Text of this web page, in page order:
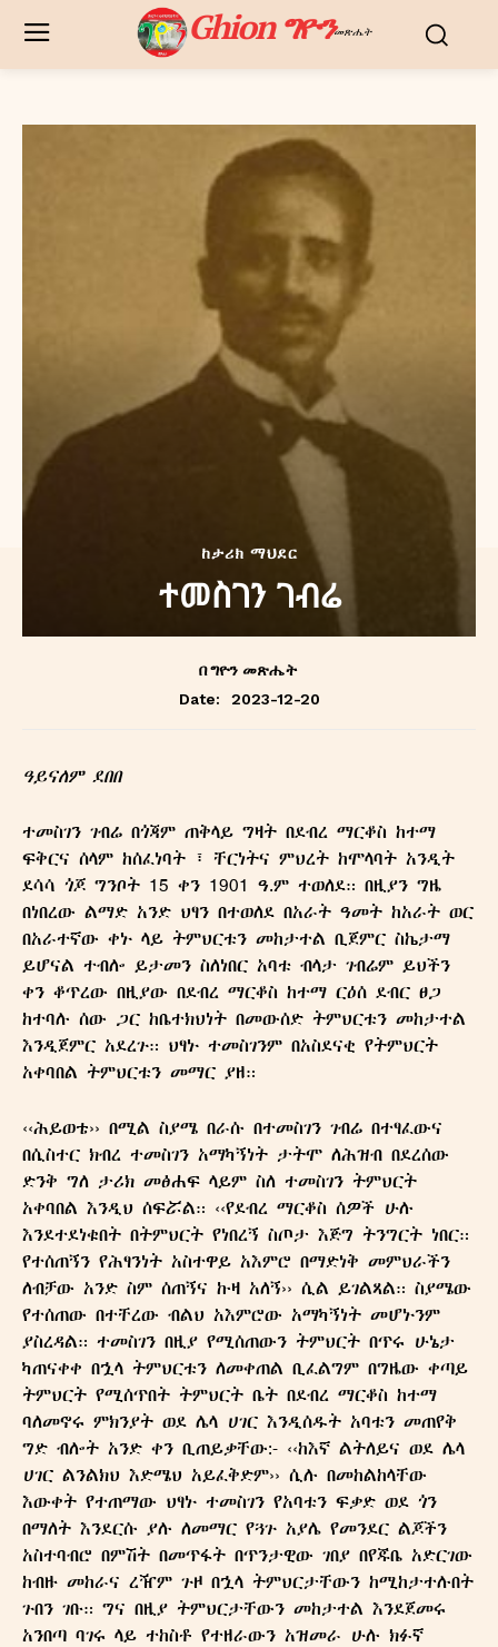
Ghion ግዮንመጽሔት
ከታሪክ ማህደር
ተመስገን ገብሬ
በ ግዮን መጽሔት
Date:
2023-12-20
ዓይናለም ደበበ
ተመስገን ገብሬ በጎጃም ጠቅላይ ግዛት በደብረ ማርቆስ ከተማ
ፍቅርና ሰላም ከሰፈነባት ፣ ቸርነትና ምህረት ከሞላባት አንዲት
ደሳሳ ጎጆ ግንቦት 15 ቀን 1901 ዓ.ም ተወለደ። በዚያን ግዜ
በነበረው ልማድ አንድ ህፃን በተወለደ በአራት ዓመት ከአራት ወር
በአራተኛው ቀኑ ላይ ትምህርቱን መከታተል ቢጀምር ስኬታማ
ይሆናል ተብሎ ይታመን ስለነበር አባቱ ብላታ ገብሬም ይህችን
ቀን ቆጥረው በዚያው በደብረ ማርቆስ ከተማ ርዕሰ ደብር ፀጋ
ከተባሉ ሰው ጋር ከቤተክህነት በመውሰድ ትምህርቱን መከታተል
እንዲጀምር አደረጉ። ህፃኑ ተመስገንም በአስደናቂ የትምህርት
አቀባበል ትምህርቱን መማር ያዘ።
‹‹ሕይወቴ›› በሚል ስያሜ በራሱ በተመስገን ገብሬ በተፃፈውና
በሲስተር ክብረ ተመስገን አማካኝነት ታትሞ ለሕዝብ በደረሰው
ድንቅ ግለ ታሪክ መፅሐፍ ላይም ስለ ተመስገን ትምህርት
አቀባበል እንዲህ ሰፍሯል። ‹‹የደብረ ማርቆስ ሰዎች ሁሉ
እንደተደነቁበት በትምህርት የነበረኝ ስጦታ እጅግ ትንግርት ነበር።
የተሰጠኝን የሕፃንነት አስተዋይ አእምሮ በማድነቅ መምህራችን
ለብቻው አንድ ስም ሰጠኝና ኩዛ አለኝ›› ሲል ይገልጻል። ስያሜው
የተሰጠው በተቸረው ብልህ አእምሮው አማካኝነት መሆኑንም
ያስረዳል። ተመስገን በዚያ የሚሰጠውን ትምህርት በጥሩ ሁኔታ
ካጠናቀቀ በኋላ ትምህርቱን ለመቀጠል ቢፈልግም በግዜው ቀጣይ
ትምህርት የሚሰጥበት ትምህርት ቤት በደብረ ማርቆስ ከተማ
ባለመኖሩ ምክንያት ወደ ሌላ ሀገር እንዲሰዱት አባቱን መጠየቅ
ግድ ብሎት አንድ ቀን ቢጠይቃቸው:- ‹‹ከእኛ ልትለይና ወደ ሌላ
ሀገር ልንልክህ እድሜህ አይፈቅድም›› ሲሉ በመከልከላቸው
እውቀት የተጠማው ህፃኑ ተመስገን የአባቱን ፍቃድ ወደ ጎን
በማለት እንደርሱ ያሉ ለመማር የጓጉ አያሌ የመንደር ልጆችን
አስተባብሮ በምሽት በመጥፋት በጥንታዊው ገበያ በየጁቤ አድርገው
ከብዙ መከራና ረዥም ጉዞ በኋላ ትምህርታቸውን ከሚከታተሉበት
ጉበን ገቡ። ግና በዚያ ትምህርታቸውን መከታተል እንደጀመሩ
አንበጣ ባገሩ ላይ ተከስቶ የተዘራውን አዝመራ ሁሉ ክፉኛ